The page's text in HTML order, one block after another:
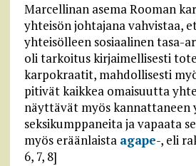
Marcellinan asema Rooman
yhteisön johtajana vahvistaa,
yhteisölleen sosiaalinen tasa-
oli tarkoitus kirjaimellisesti
karpokraatit, mahdollisesti
pitivät kaikkea omaisuutta
näyttävät myös kannattaneen
seksikumppaneita ja vapaata
myös eräänlaista agape-, eli
6, 7, 8]